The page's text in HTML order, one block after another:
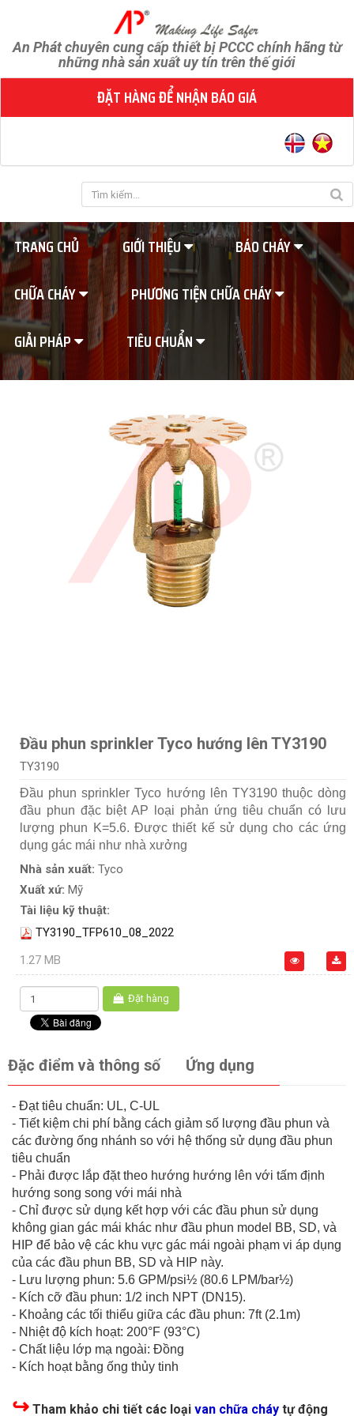
An Phát chuyên cung cấp thiết bị PCCC chính hãng từ
những nhà sản xuất uy tín trên thế giới
ĐẶT HÀNG ĐỂ NHẬN BÁO GIÁ
TRANG CHỦ GIỚI THIỆU
BÁO CHÁY
CHỮA CHÁY
PHƯƠNG TIỆN CHỮA CHÁY
GIẢI PHÁP
TIÊU CHUẨN
Đầu phun sprinkler Tyco hướng lên TY3190
TY3190
Đầu phun sprinkler Tyco hướng lên TY3190 thuộc dòng
đầu phun đặc biệt AP loại phản ứng tiêu chuẩn có lưu
lượng phun K=5.6. Được thiết kế sử dụng cho các ứng
dụng gác mái như nhà xưởng
Nhà sản xuất: Tyco
Xuất xứ: Mỹ
Tài liệu kỹ thuật:
TY3190_TFP610_08_2022
1.27 MB
Đặt hàng
Đặc điểm và thông số Ứng dụng
- Đạt tiêu chuẩn: UL, C-UL
- Tiết kiệm chi phí bằng cách giảm số lượng đầu phun và
các đường ống nhánh so với hệ thống sử dụng đầu phun
tiêu chuẩn
- Phải được lắp đặt theo hướng hướng lên với tấm định
hướng song song với mái nhà
- Chỉ được sử dụng kết hợp với các đầu phun sử dụng
không gian gác mái khác như đầu phun model BB, SD, và
HIP để bảo vệ các khu vực gác mái ngoài phạm vi áp dụng
của các đầu phun BB, SD và HIP này.
- Lưu lượng phun: 5.6 GPM/psi½ (80.6 LPM/bar½)
- Kích cỡ đầu phun: 1/2 inch NPT (DN15).
- Khoảng các tối thiểu giữa các đầu phun: 7ft (2.1m)
- Nhiệt độ kích hoạt: 200°F (93°C)
- Chất liệu lớp mạ ngoài: Đồng
- Kích hoạt bằng ống thủy tinh
↪ Tham khảo chi tiết các loại van chữa cháy tự động